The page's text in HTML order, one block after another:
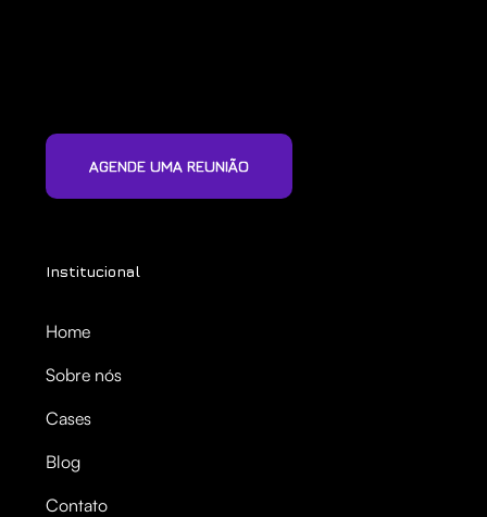
AGENDE UMA REUNIÃO
Institucional
Home
Sobre nós
Cases
Blog
Contato